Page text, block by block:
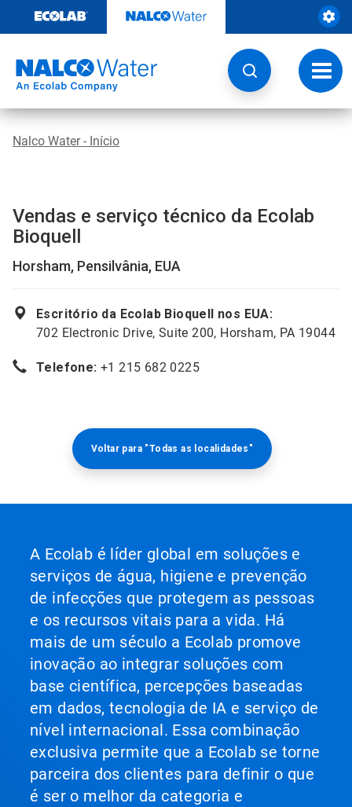
o
Nalco Water - Início
Vendas e serviço técnico da Ecolab
Bioquell
Horsham, Pensilvânia, EUA
Escritório da Ecolab Bioquell nos EUA:
702 Electronic Drive, Suite 200, Horsham, PA 19044
Telefone: +1 215 682 0225
Voltar para "Todas as localidades"
A Ecolab é líder global em soluções e
serviços de água, higiene e prevenção
de infecções que protegem as pessoas
e os recursos vitais para a vida. Há
mais de um século a Ecolab promove
inovação ao integrar soluções com
base científica, percepções baseadas
em dados, tecnologia de IA e serviço de
nível internacional. Essa combinação
exclusiva permite que a Ecolab se torne
parceira dos clientes para definir o que
é ser o melhor da categoria e